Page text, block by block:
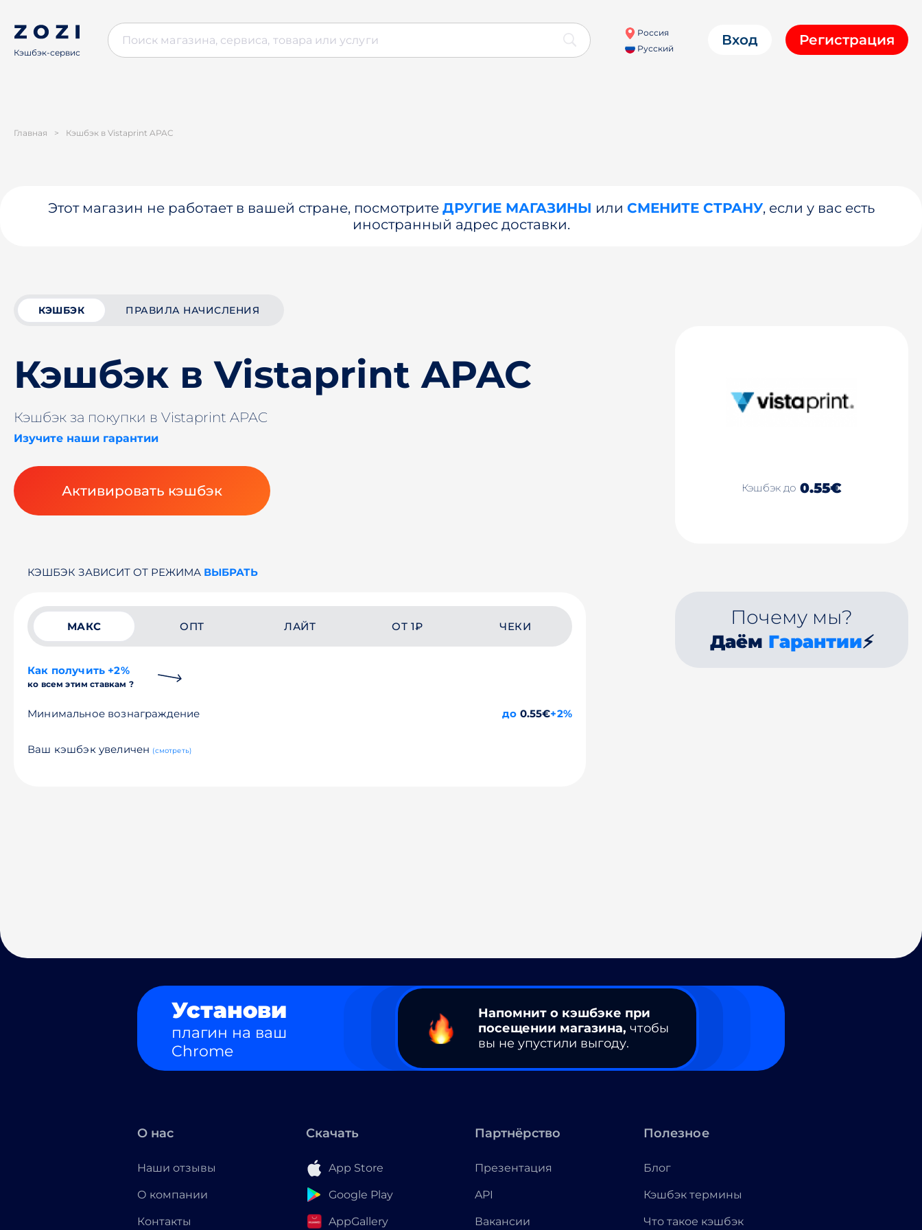
Кэшбэк-сервис
Россия
Русский
Вход Регистрация
Главная > Кэшбэк в Vistaprint APAC
Этот магазин не работает в вашей стране, посмотрите ДРУГИЕ МАГАЗИНЫ или СМЕНИТЕ СТРАНУ, если у вас есть
иностранный адрес доставки.
КЭШБЭК ПРАВИЛА НАЧИСЛЕНИЯ
Кэшбэк в Vistaprint APAC
Кэшбэк за покупки в Vistaprint APAC
Изучите наши гарантии
Активировать кэшбэк Кэшбэк до 0.55€
КЭШБЭК ЗАВИСИТ ОТ РЕЖИМА ВЫБРАТЬ
МАКС ОПТ ЛАЙТ ОТ 1₽ ЧЕКИ
Как получить +2%
ко всем этим ставкам ?
Минимальное вознаграждение до 0.55€+2%
Ваш кэшбэк увеличен (смотреть)
Почему мы?
Даём Гарантии⚡
Установи
плагин на ваш
Chrome
Напомнит о кэшбэке при
посещении магазина, чтобы
вы не упустили выгоду.
О нас
Наши отзывы
О компании
Контакты
Скачать
App Store
Google Play
AppGallery
Партнёрство
Презентация
API
Вакансии
Полезное
Блог
Кэшбэк термины
Что такое кэшбэк